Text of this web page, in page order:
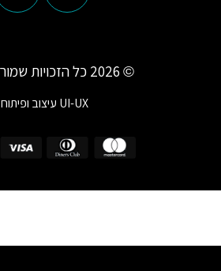
© 2026 כל הזכויות שמורות לסוהו
UI-UX עיצוב ופיתוח